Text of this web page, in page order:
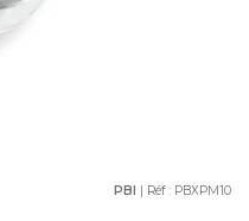
PBI | Réf : PBXPM10